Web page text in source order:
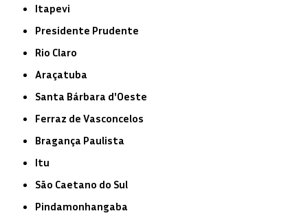
Itapevi
Presidente Prudente
Rio Claro
Araçatuba
Santa Bárbara d'Oeste
Ferraz de Vasconcelos
Bragança Paulista
Itu
São Caetano do Sul
Pindamonhangaba